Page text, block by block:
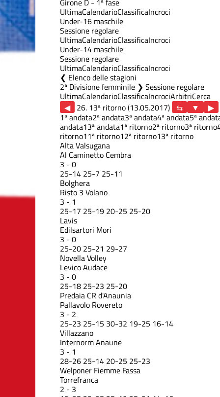
UltimaCalendarioClassificaIncroci
Under-16 maschile
Sessione regolare
UltimaCalendarioClassificaIncroci
Under-14 maschile
Sessione regolare
UltimaCalendarioClassificaIncroci
Elenco delle stagioni
2ª Divisione femminile ❯ Sessione regolare
UltimaCalendarioClassificaIncrociArbitriCerca
◀ 26. 13ª ritorno (13.05.2017)
▶
1ª andata2ª andata3ª andata4ª andata5ª
andata13ª andata1ª ritorno2ª ritorno3ª ritorno
ritorno11ª ritorno12ª ritorno13ª ritorno
Alta Valsugana
Al Caminetto Cembra
3 - 0
25-14 25-7 25-11
Bolghera
Risto 3 Volano
3 - 1
25-17 25-19 20-25 25-20
Lavis
Edilsartori Mori
3 - 0
25-20 25-21 29-27
Novella Volley
Levico Audace
3 - 0
25-18 25-23 25-20
Predaia CR d'Anaunia
Pallavolo Rovereto
3 - 2
25-23 25-15 30-32 19-25 16-14
Villazzano
Internorm Anaune
3 - 1
28-26 25-14 20-25 25-23
Welponer Fiemme Fassa
Torrefranca
2 - 3